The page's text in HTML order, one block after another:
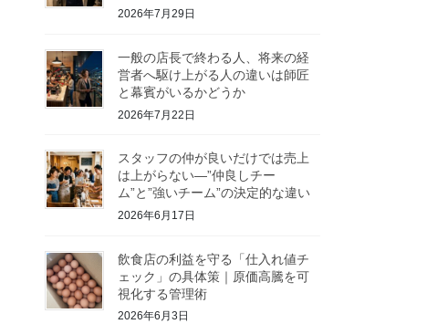
2026年7月29日
一般の店長で終わる人、将来の経
営者へ駆け上がる人の違いは師匠
と幕賓がいるかどうか
2026年7月22日
スタッフの仲が良いだけでは売上
は上がらない—”仲良しチー
ム”と”強いチーム”の決定的な違い
2026年6月17日
飲食店の利益を守る「仕入れ値チ
ェック」の具体策｜原価高騰を可
視化する管理術
2026年6月3日